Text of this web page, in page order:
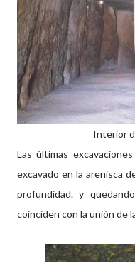
Interior
Las últimas
excavado en la arenisca
profundidad. y
coinciden con la unión de